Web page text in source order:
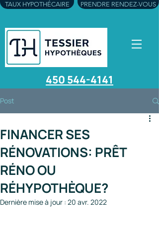
TAUX HYPOTHÉCAIRE PRENDRE RENDEZ-VOUS
450 544-4141
Post
FINANCER SES
RÉNOVATIONS: PRÊT
RÉNO OU
RÉHYPOTHÈQUE?
Dernière mise à jour : 20 avr. 2022